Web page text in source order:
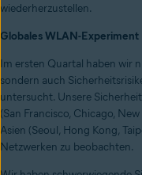
wiederherzustellen.
Globales WLAN-Experiment
Im ersten Quartal haben wir
sondern auch
untersucht. Unsere
(San Francisco, Chicago,
Asien (Seoul, Hong Kong,
Netzwerken zu beobachten.